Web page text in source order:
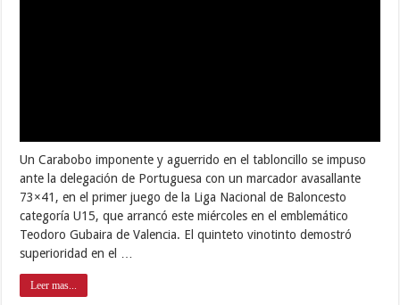
Un Carabobo imponente y aguerrido en el tabloncillo se impuso
ante la delegación de Portuguesa con un marcador avasallante
73×41, en el primer juego de la Liga Nacional de Baloncesto
categoría U15, que arrancó este miércoles en el emblemático
Teodoro Gubaira de Valencia. El quinteto vinotinto demostró
superioridad en el …
Leer mas...